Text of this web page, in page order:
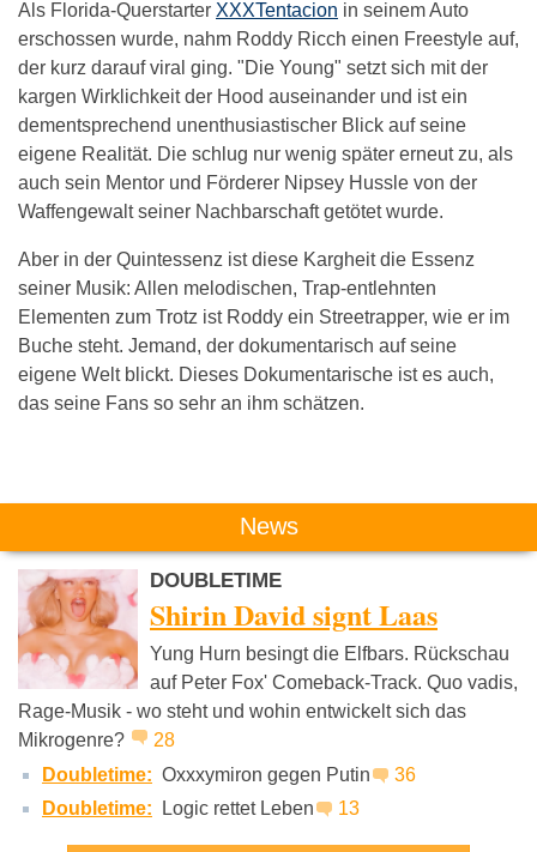
Als Florida-Querstarter XXXTentacion in seinem Auto
erschossen wurde, nahm Roddy Ricch einen Freestyle auf,
der kurz darauf viral ging. "Die Young" setzt sich mit der
kargen Wirklichkeit der Hood auseinander und ist ein
dementsprechend unenthusiastischer Blick auf seine
eigene Realität. Die schlug nur wenig später erneut zu, als
auch sein Mentor und Förderer Nipsey Hussle von der
Waffengewalt seiner Nachbarschaft getötet wurde.
Aber in der Quintessenz ist diese Kargheit die Essenz
seiner Musik: Allen melodischen, Trap-entlehnten
Elementen zum Trotz ist Roddy ein Streetrapper, wie er im
Buche steht. Jemand, der dokumentarisch auf seine
eigene Welt blickt. Dieses Dokumentarische ist es auch,
das seine Fans so sehr an ihm schätzen.
Das könnte Dich auch interessieren:
Juju Pashanim
News
DOUBLETIME
Shirin David signt Laas
Yung Hurn besingt die Elfbars. Rückschau
auf Peter Fox' Comeback-Track. Quo vadis,
Rage-Musik - wo steht und wohin entwickelt sich das
Mikrogenre?
28
Doubletime: Oxxxymiron gegen Putin
36
Doubletime:
Logic rettet Leben 13